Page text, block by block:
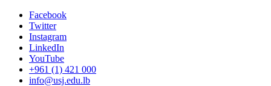
Facebook
Twitter
Instagram
LinkedIn
YouTube
+961 (1) 421 000
info@usj.edu.lb